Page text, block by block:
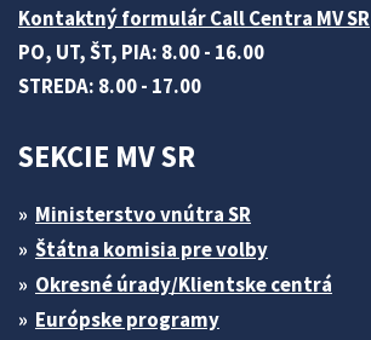
Kontaktný formulár Call Centra MV SR
PO, UT, ŠT, PIA: 8.00 - 16.00
STREDA: 8.00 - 17.00
SEKCIE MV SR
Ministerstvo vnútra SR
Štátna komisia pre volby
Okresné úrady/Klientske centrá
Európske programy